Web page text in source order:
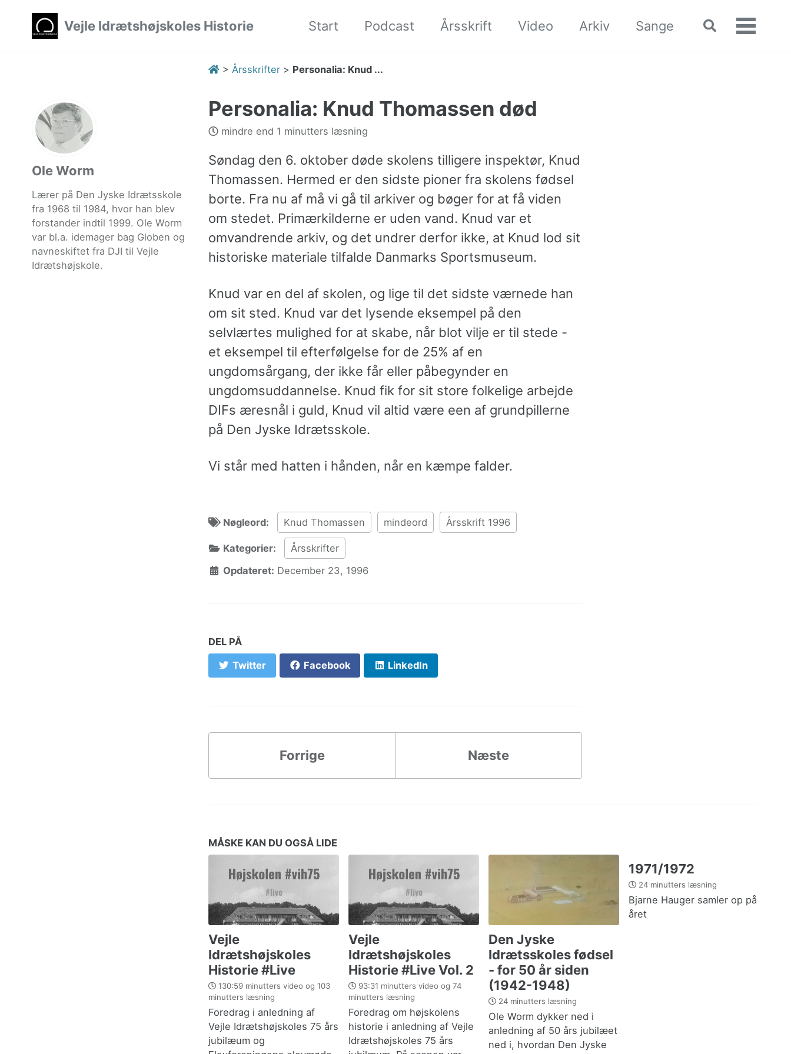
Vejle Idrætshøjskoles Historie Start Podcast Årsskrift Video Arkiv Sange
ToggleVis/
> Årsskrifter > Personalia: Knud ...
Ole Worm
Lærer på Den Jyske Idrætsskole
fra 1968 til 1984, hvor han blev
forstander indtil 1999. Ole Worm
var bl.a. idemager bag Globen og
navneskiftet fra DJI til Vejle
Idrætshøjskole.
Personalia: Knud Thomassen død
mindre end 1 minutters læsning
Søndag den 6. oktober døde skolens tіlligere inspektør, Knud
Thomassen. Hermed er den sidste pioner fra skolens fødsel
borte. Fra nu af må vi gå til arkiver og bøger for at få viden
om stedet. Primærkilderne er uden vand. Knud var et
omvandrende arkiv, og det undrer derfor ikke, at Knud lod sit
historiske materiale tilfalde Danmarks Sportsmuseum.
Knud var en del af skolen, og lige til det sidste værnede han
om sit sted. Knud var det lysende eksempel på den
selvlærtes mulighed for at skabe, når blot vilje er til stede -
et eksempel til efterfølgelse for de 25% af en
ungdomsårgang, der ikke får eller påbegynder en
ungdomsuddannelse. Knud fik for sit store folkelige arbejde
DIFs æresnål i guld, Knud vil altid være een af grundpillerne
på Den Jyske Idrætsskole.
Vi står med hatten i hånden, når en kæmpe falder.
Nøgleord: Knud Thomassen mindeord Årsskrift 1996
Kategorier:
Årsskrifter
Opdateret: December 23, 1996
DEL PÅ
Twitter Facebook LinkedIn
Forrige Næste
MÅSKE KAN DU OGSÅ LIDE
Vejle
Idrætshøjskoles
Historie #Live
130:59 minutters video og 103
minutters læsning
Foredrag i anledning af
Vejle Idrætshøjskoles 75 års
jubilæum og
Vejle
Idrætshøjskoles
Historie #Live Vol. 2
93:31 minutters video og 74
minutters læsning
Foredrag om højskolens
historie i anledning af Vejle
Idrætshøjskoles 75 års
Den Jyske
Idrætsskoles fødsel
- for 50 år siden
(1942-1948)
24 minutters læsning
Ole Worm dykker ned i
anledning af 50 års jubilæet
ned i, hvordan Den Jyske
1971/1972
24 minutters læsning
Bjarne Hauger samler op på
året